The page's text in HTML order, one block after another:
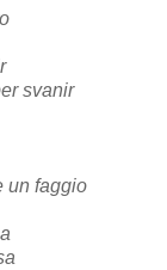
svanir
un faggio